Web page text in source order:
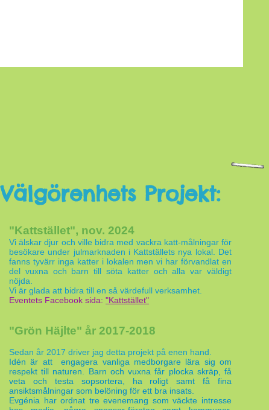
Välgörenhets Projekt:
"Kattstället", nov. 2024
Vi älskar djur och ville bidra med vackra katt-målningar för
besökare under julmarknaden i Kattställets nya lokal. Det
fanns tyvärr inga katter i lokalen men vi har förvandlat en
del vuxna och barn till söta katter och alla var väldigt
nöjda.
Vi är glada att bidra till en så värdefull verksamhet.
Eventets Facebook sida: "Kattstället"
"Grön Häjlte" år 2017-2018
Sedan år 2017 driver jag detta projekt på enen hand.
Idén är att engagera vanliga medborgare lära sig om
respekt till naturen. Barn och vuxna får plocka skräp, få
veta och testa sopsortera, ha roligt samt få fina
ansiktsmålningar som belöning för ett bra insats.
Evgénia har ordnat tre evenemang som väckte intresse